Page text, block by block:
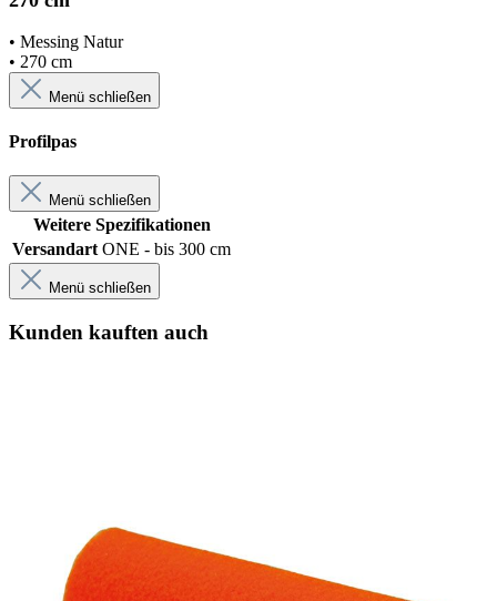
• Messing Natur
• 270 cm
Menü schließen
Profilpas
Menü schließen
Weitere Spezifikationen
Versandart ONE - bis 300 cm
Menü schließen
Kunden kauften auch